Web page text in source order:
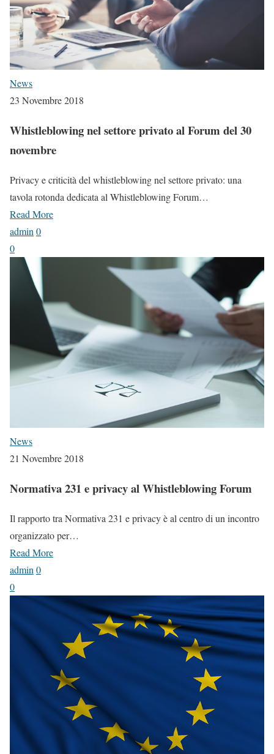
News
23 Novembre 2018
Whistleblowing nel settore privato al Forum del 30
novembre
Privacy e criticità del whistleblowing nel settore privato: una
tavola rotonda dedicata al Whistleblowing Forum…
Read More
admin 0
0
News
21 Novembre 2018
Normativa 231 e privacy al Whistleblowing Forum
Il rapporto tra Normativa 231 e privacy è al centro di un incontro
organizzato per…
Read More
admin 0
0